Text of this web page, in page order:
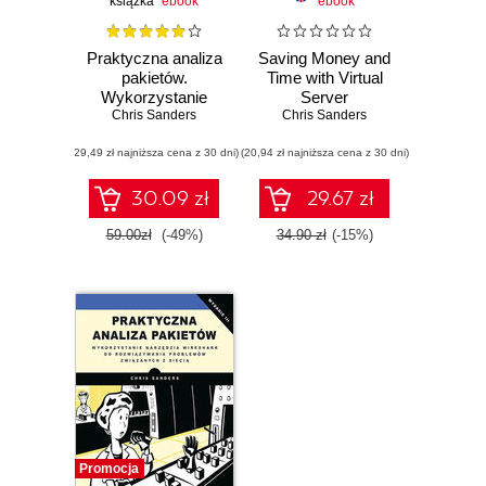
Praktyczna analiza
pakietów.
Wykorzystanie
narzędzia
rozwiązywania
problemów z siecią
Chris Sanders
(29,49 zł najniższa cena z 30 dni)
30.09 zł
59.00zł (-49%)
Saving Money and
Time with Virtual
Server
Chris Sanders
(20,94 zł najniższa cena z 30 dni)
29.67 zł
34.90 zł (-15%)
Promocja